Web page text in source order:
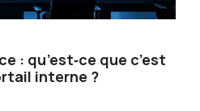
: qu’est‑ce que c’est
interne ?